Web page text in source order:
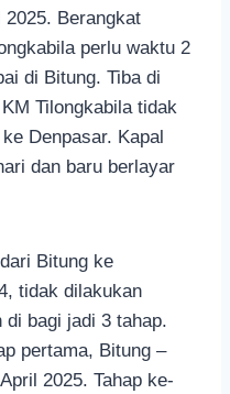
2025. Berangkat
perlu waktu 2
di Bitung. Tiba di
Tilongkabila tidak
Denpasar. Kapal
dan baru berlayar
Bitung ke
tidak dilakukan
bagi jadi 3 tahap.
pertama, Bitung –
2025. Tahap ke-